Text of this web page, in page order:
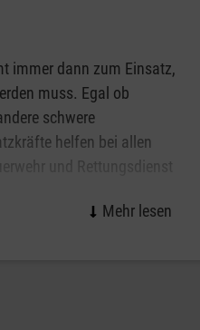
zum Malteser
immer dann zum Einsatz,
muss. Egal ob
schwere
helfen bei allen
und Rettungsdienst